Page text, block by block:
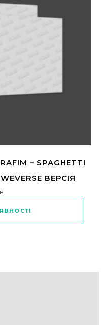
– SPAGHETTI
ВЕРСІЯ